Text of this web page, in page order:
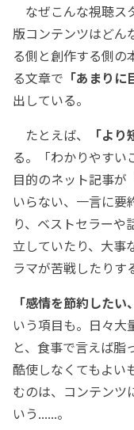
なぜこんな視聴ス
版コンテンツはどん
る側と創作する側の
る文章で 「あまり
出している。
たとえば、
「よ
る。「わかりやすい
目的のネット記事が
いらない、一言に要
り、ベストセラー
立していたり、大事
ラマが苦戦したりす
「感情を節約した
いう項目も。日々大
と、食事で言えば脂
酷使しなくてもよい
むのは、コンテンツ
いう......。